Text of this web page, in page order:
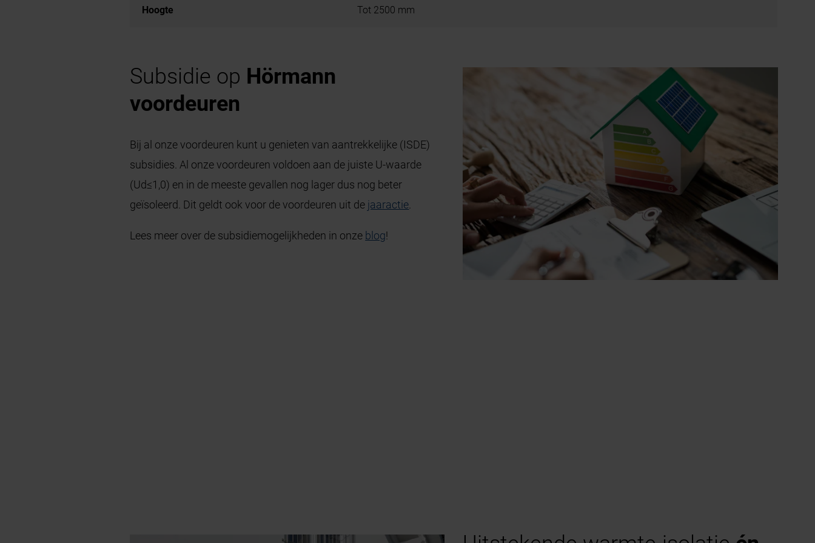
Hoogte Tot 2500 mm
Subsidie op Hörmann
voordeuren
Bij al onze voordeuren kunt u genieten van aantrekkelijke (ISDE)
subsidies. Al onze voordeuren voldoen aan de juiste U-waarde
(Ud≤1,0) en in de meeste gevallen nog lager dus nog beter
geïsoleerd. Dit geldt ook voor de voordeuren uit de jaaractie
Lees meer over de subsidiemogelijkheden in onze blog!